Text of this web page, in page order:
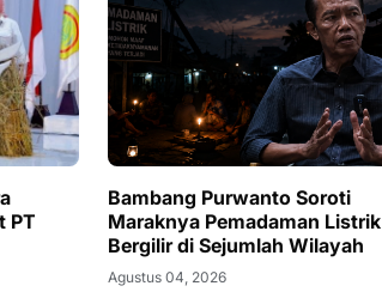
PT
Bambang Purwanto Soroti
Maraknya Pemadaman Listrik
Bergilir di Sejumlah Wilayah
Agustus 04, 2026